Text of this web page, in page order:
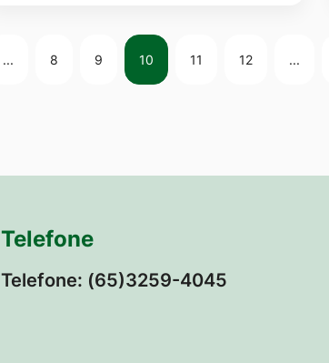
... 8 9 10 11 12 ...
Telefone
Telefone: (65)3259-4045